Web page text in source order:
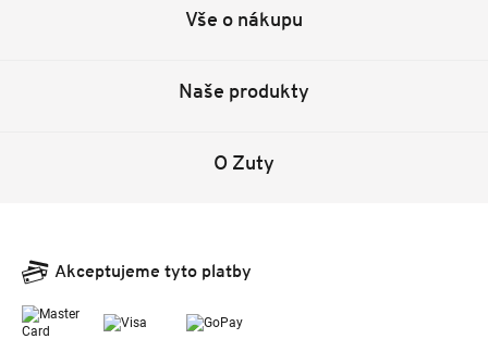
Vše o nákupu
Naše produkty
O Zuty
Akceptujeme tyto platby